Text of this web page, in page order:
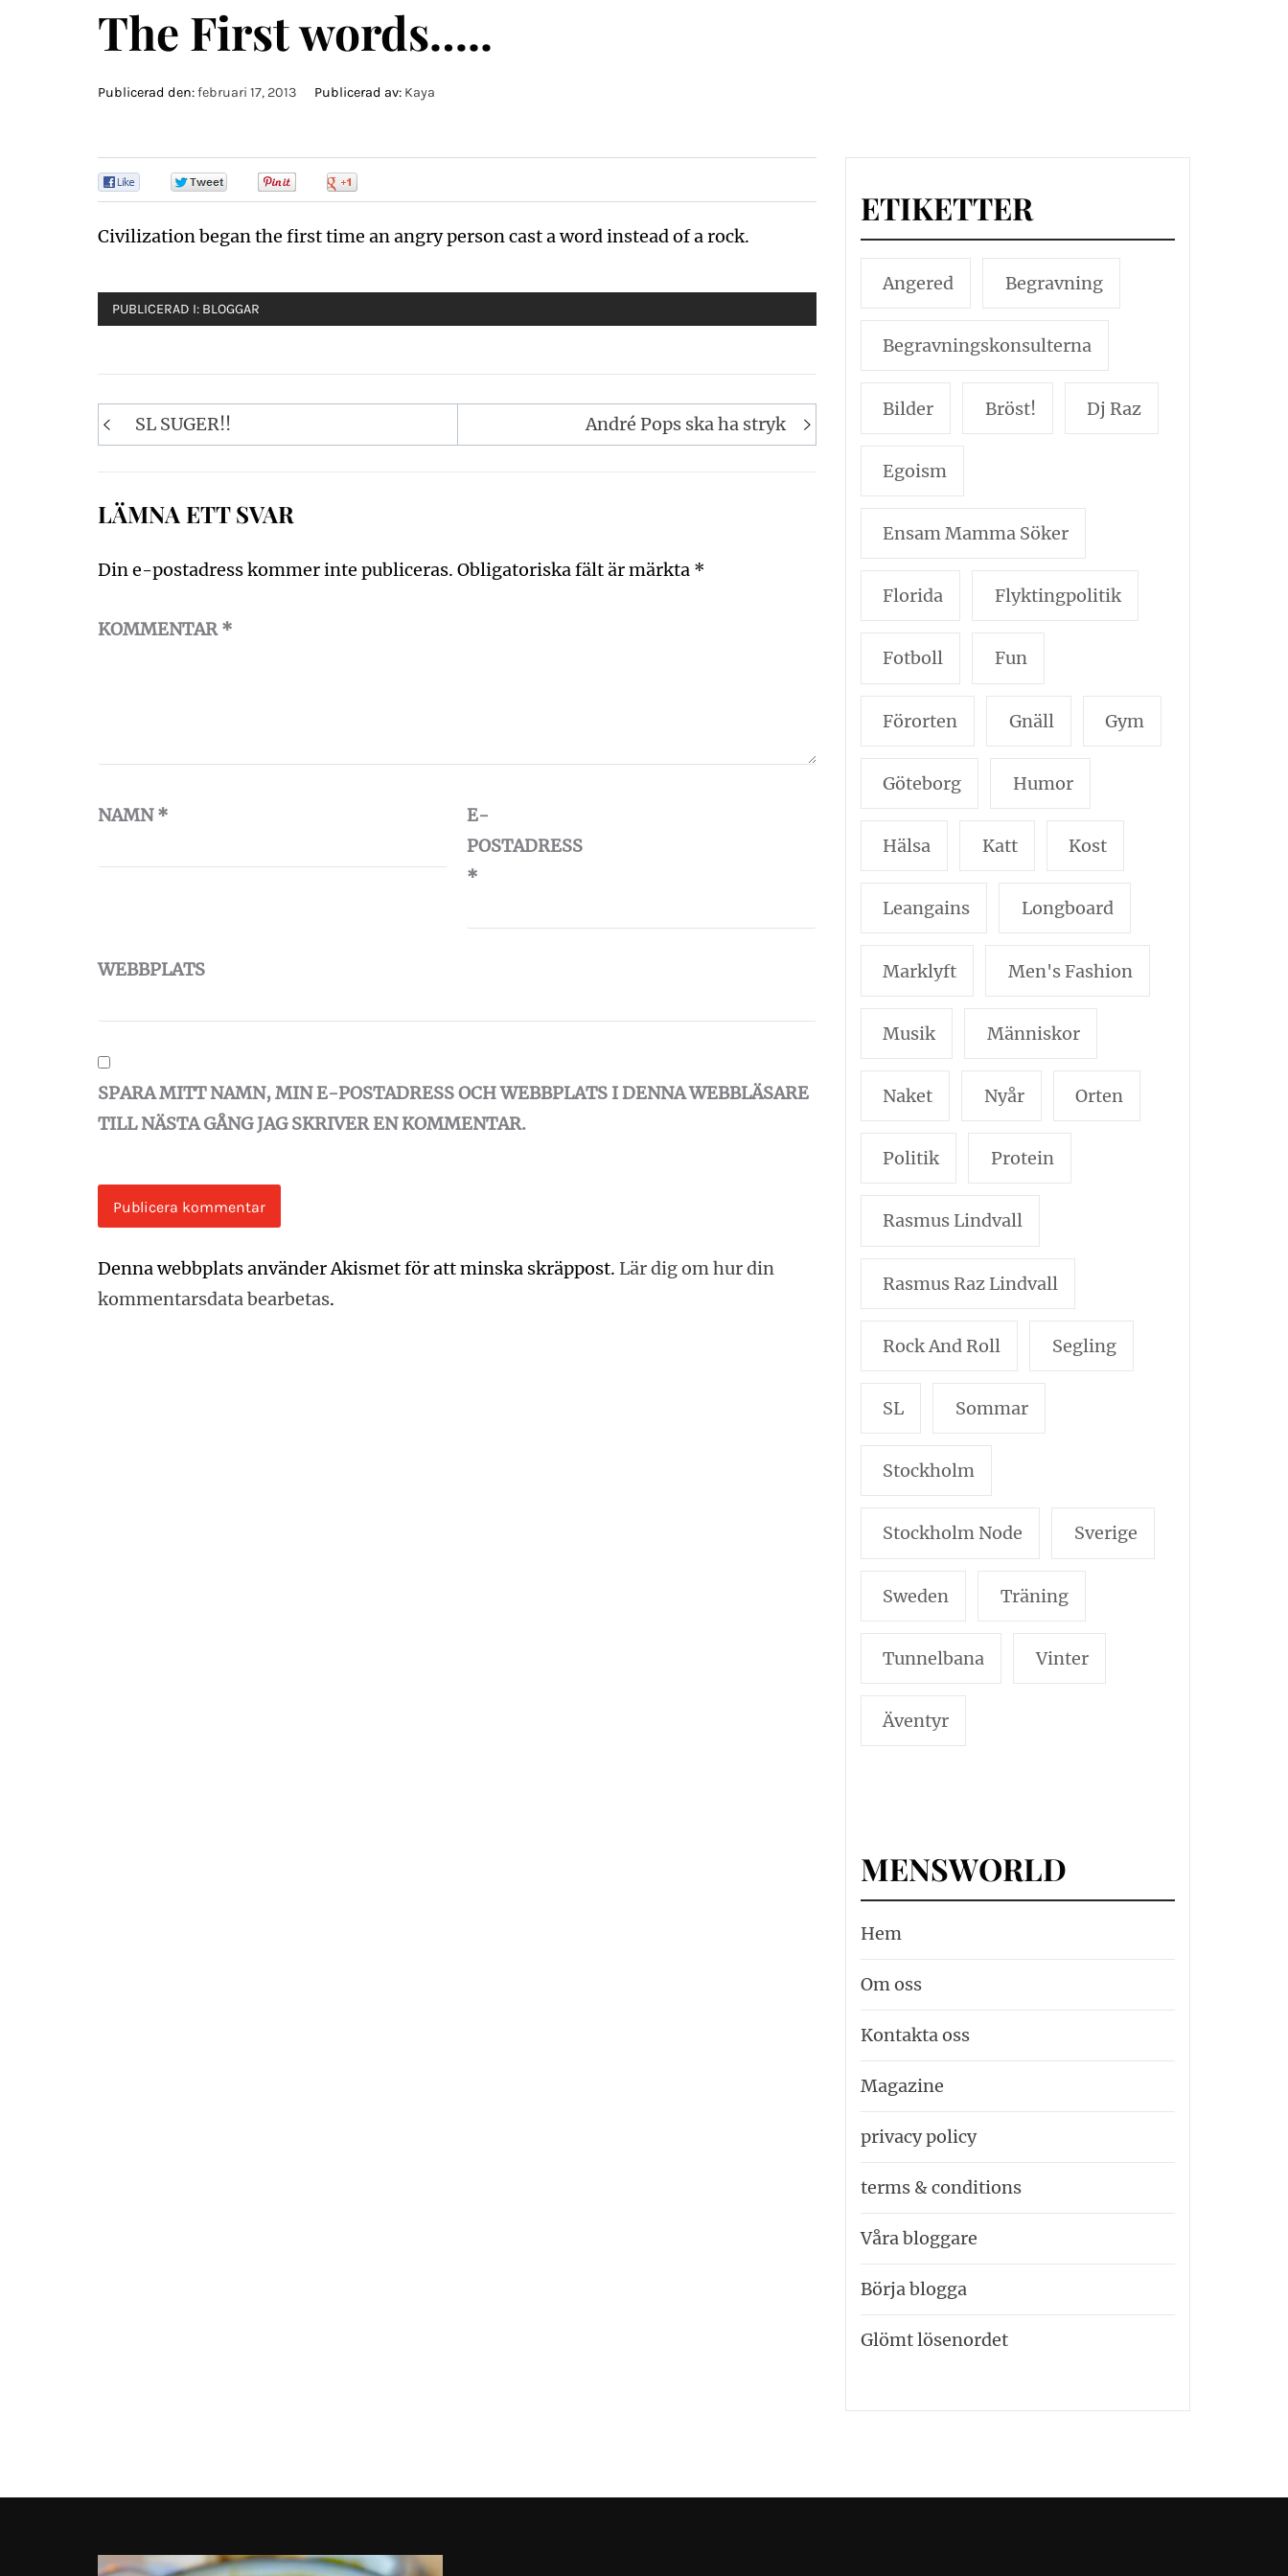
The First words…..
Publicerad den:februari 17, 2013 Publicerad av: Kaya
Civilization began the first time an angry person cast a word instead of a rock.
PUBLICERAD I: BLOGGAR
Inläggsnavigering
SL SUGER!! André Pops ska ha stryk
LÄMNA ETT SVAR
Din e-postadress kommer inte publiceras. Obligatoriska fält är märkta *
KOMMENTAR*
NAMN*
E-
POSTADRESS
*
WEBBPLATS
SPARA MITT NAMN, MIN E-POSTADRESS OCH WEBBPLATS I DENNA WEBBLÄSARE
TILL NÄSTA GÅNG JAG SKRIVER EN KOMMENTAR.
Denna webbplats använder Akismet för att minska skräppost. Lär dig om hur din
kommentarsdata bearbetas.
ETIKETTER
Angered Begravning
Begravningskonsulterna
Bilder Bröst! Dj Raz
Egoism
Ensam Mamma Söker
Florida Flyktingpolitik
Fotboll Fun
Förorten Gnäll Gym
Göteborg Humor
Hälsa Katt Kost
Leangains Longboard
Marklyft Men's Fashion
Musik Människor
Naket Nyår Orten
Politik Protein
Rasmus Lindvall
Rasmus Raz Lindvall
Rock And Roll Segling
SL Sommar
Stockholm
Stockholm Node Sverige
Sweden Träning
Tunnelbana Vinter
Äventyr
MENSWORLD
Hem
Om oss
Kontakta oss
Magazine
privacy policy
terms & conditions
Våra bloggare
Börja blogga
Glömt lösenordet